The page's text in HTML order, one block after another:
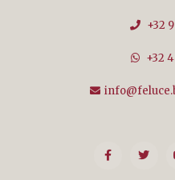
+32
+32